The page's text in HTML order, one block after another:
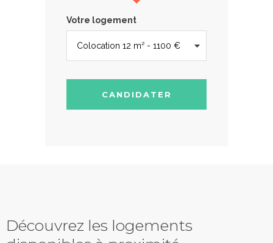
Votre logement
CANDIDATER
Découvrez les logements